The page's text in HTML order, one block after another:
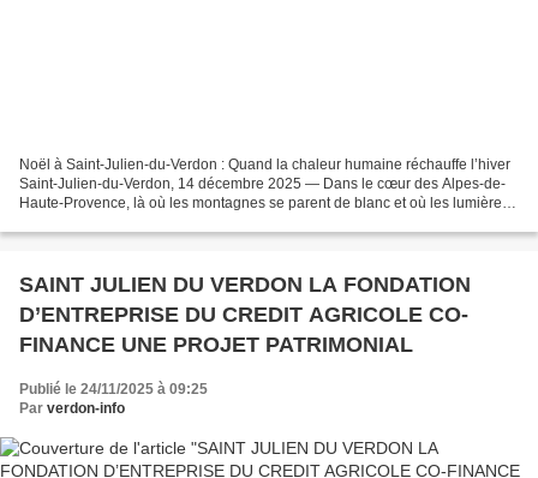
Noël à Saint-Julien-du-Verdon : Quand la chaleur humaine réchauffe l’hiver
Saint-Julien-du-Verdon, 14 décembre 2025 — Dans le cœur des Alpes-de-
Haute-Provence, là où les montagnes se parent de blanc et où les lumières
SAINT JULIEN DU VERDON LA FONDATION
D’ENTREPRISE DU CREDIT AGRICOLE CO-
FINANCE UNE PROJET PATRIMONIAL
Publié le 24/11/2025 à 09:25
Par verdon-info